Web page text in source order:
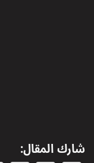
شارك المقال: